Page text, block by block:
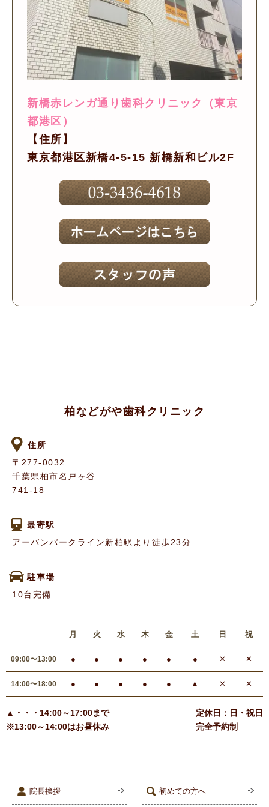
新橋赤レンガ通り歯科クリニック（東京
都港区）
【住所】
東京都港区新橋4-5-15 新橋新和ビル2F
院長挨拶 初めての方へ
柏などがや歯科クリニック
住所
〒277-0032
千葉県柏市名戸ヶ谷
741-18
最寄駅
アーバンパークライン新柏駅より徒歩23分
駐車場
10台完備
月 火 水 木 金 土 日 祝
09:00〜13:00 ● ● ● ● ● ● ✕ ✕
14:00〜18:00 ● ● ● ● ● ▲ ✕ ✕
▲・・・14:00～17:00まで
※13:00～14:00はお昼休み
定休日：日・祝日
完全予約制